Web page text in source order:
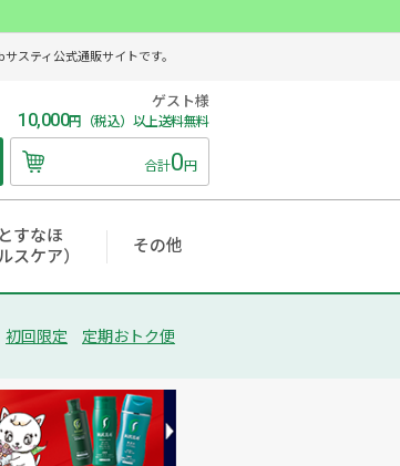
スティ公式通販サイトです。
ゲスト様
10,000円（税込）以上送料無料
合計0円
すなほ
スケア）
その他
初回限定 定期おトク便